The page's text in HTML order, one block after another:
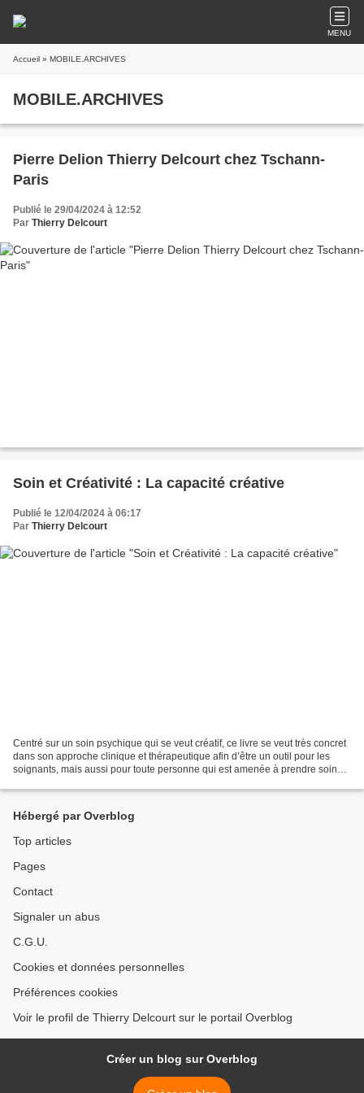
MENU
Accueil » MOBILE.ARCHIVES
MOBILE.ARCHIVES
Pierre Delion Thierry Delcourt chez Tschann-
Paris
Publié le 29/04/2024 à 12:52
Par Thierry Delcourt
Soin et Créativité : La capacité créative
Publié le 12/04/2024 à 06:17
Par Thierry Delcourt
Centré sur un soin psychique qui se veut créatif, ce livre se veut très concret
dans son approche clinique et thérapeutique afin d’être un outil pour les
soignants, mais aussi pour toute personne qui est amenée à prendre soin
Hébergé par Overblog
Top articles
Pages
Contact
Signaler un abus
C.G.U.
Cookies et données personnelles
Préférences cookies
Voir le profil de Thierry Delcourt sur le portail Overblog
Créer un blog sur Overblog